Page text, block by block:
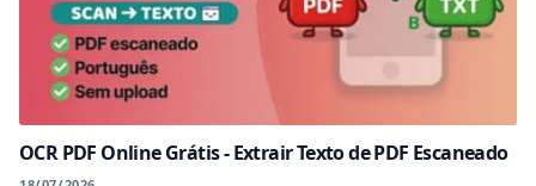
OCR PDF Online Grátis - Extrair Texto de PDF Escaneado